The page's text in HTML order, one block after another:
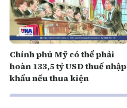
Chính phủ Mỹ có thể phải
hoàn 133,5 tỷ USD thuế nhập
khẩu nếu thua kiện